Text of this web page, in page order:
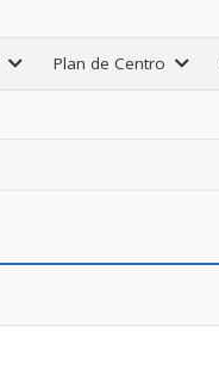
Plan de Centro